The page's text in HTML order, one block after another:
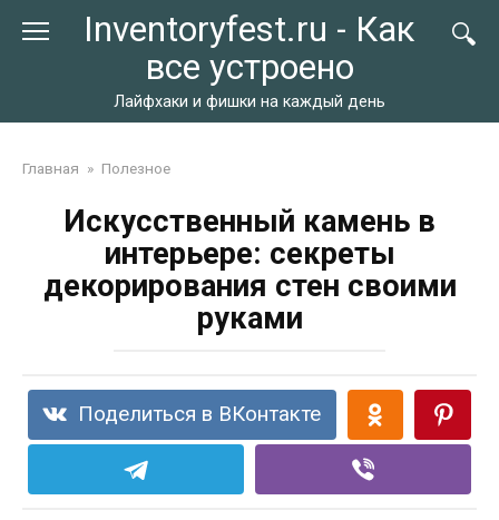
Inventoryfest.ru - Как
все устроено
Лайфхаки и фишки на каждый день
Главная » Полезное
Искусственный камень в
интерьере: секреты
декорирования стен своими
руками
Поделиться в ВКонтакте